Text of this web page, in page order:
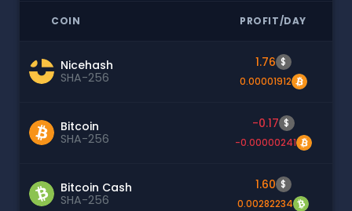
COIN PROFIT/DAY
Nicehash
SHA-256
1.76 $
0.00001912
Bitcoin
SHA-256
-0.17 $
-0.00000241
Bitcoin Cash
SHA-256
1.60 $
0.00282234